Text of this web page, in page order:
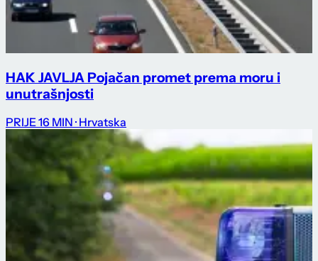
HAK JAVLJA Pojačan promet prema moru i
unutrašnjosti
PRIJE 16 MIN · Hrvatska